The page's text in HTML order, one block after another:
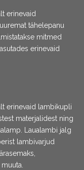
erinevaid
tähelepanu
mitmed
erinevaid
erinevaid lambikupli
materjalidest ning
Laualambi jalg
lambivarjud